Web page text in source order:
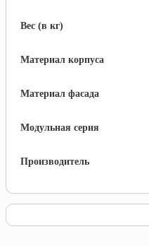
Вес (в кг)
Материал корпуса
Материал фасада
Модульная серия
Производитель